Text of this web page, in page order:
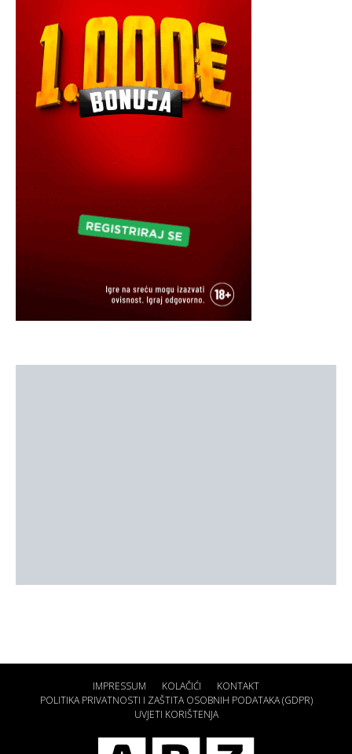
IMPRESSUM KOLAČIĆI
KONTAKT
POLITIKA PRIVATNOSTI I ZAŠTITA OSOBNIH PODATAKA (GDPR)
UVJETI KORIŠTENJA